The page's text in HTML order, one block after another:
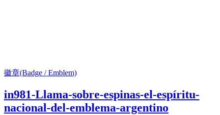
徽章(Badge / Emblem)
in981-Llama-sobre-espinas-el-espíritu-
nacional-del-emblema-argentino